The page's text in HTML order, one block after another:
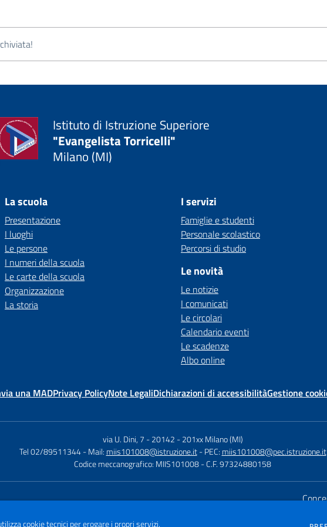
Istituto di Istruzione Superiore
"Evangelista Torricelli"
Milano (MI)
La scuola
Presentazione
I luoghi
Le persone
I numeri della scuola
Le carte della scuola
Organizzazione
La storia
I servizi
Famiglie e studenti
Personale scolastico
Percorsi di studio
Le novità
Le notizie
I comunicati
Le circolari
Calendario eventi
Le scadenze
Albo online
una MADPrivacy PolicyNote LegaliDichiarazioni di accessibilitàGestione
via U. Dini, 7 - 20142 -201xx Milano (MI)
Tel 02/89511344 - Mail: miis101008@istruzione.it - PEC: miis101008@pec.istruzione.it
Codice meccanografico: MIIS101008- C.F. 97324880158
cookie tecnici per erogare i propri servizi.